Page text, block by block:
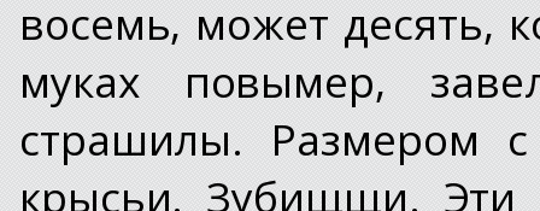
восемь, может десять,
муках повымер,
страшилы. Размером
крысьи. Зубищщи. Эти